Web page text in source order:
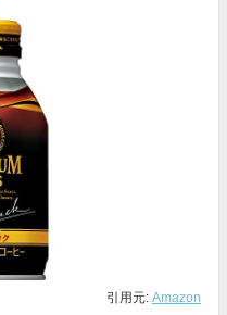
引用元: Amazon